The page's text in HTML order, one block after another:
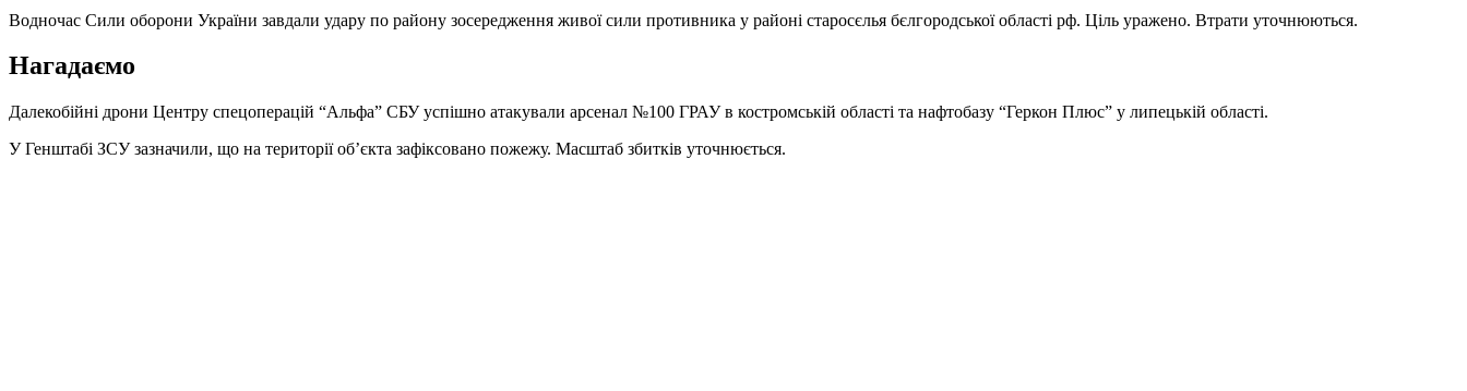
Водночас Сили оборони України завдали удару по району зосередження живої сили противника у районі старосєлья бєлгородської області рф. Ціль уражено. Втрати уточнюються.
Нагадаємо
Далекобійні дрони Центру спецоперацій “Альфа” СБУ успішно атакували арсенал №100 ГРАУ в костромській області та нафтобазу “Геркон Плюс” у липецькій області.
У Генштабі ЗСУ зазначили, що на території об’єкта зафіксовано пожежу. Масштаб збитків уточнюється.